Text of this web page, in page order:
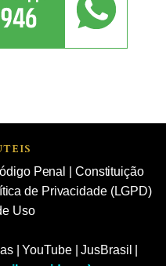
Penal
Constituição
de Privacidade (LGPD)
Uso
|YouTube|JusBrasil